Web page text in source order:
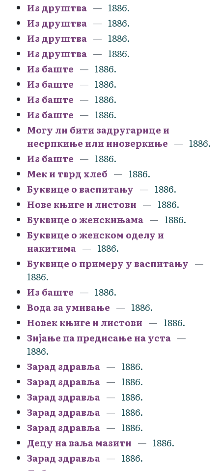
Из друштва
1886.
Из друштва
1886.
Из друштва
1886.
Из друштва
1886.
Из баште
1886.
Из баште
1886.
Из баште
1886.
Из баште
1886.
Могу ли бити задругарице и
несрпкиње или иноверкиње
1886.
Из баште
1886.
Мек и тврд хлеб
1886.
Буквице о васпитању
1886.
Нове књиге и листови
1886.
Буквице о женскињама
1886.
Буквице о женском оделу и
накитима
1886.
Буквице о примеру у васпитању
1886.
Из баште
1886.
Вода за умивање
1886.
Новек књиге и листови
1886.
Зијање па предисање на уста
1886.
Зарад здравља
1886.
Зарад здравља
1886.
Зарад здравља
1886.
Зарад здравља
1886.
Зарад здравља
1886.
Децу на ваља мазити
1886.
Зарад здравља
1886.